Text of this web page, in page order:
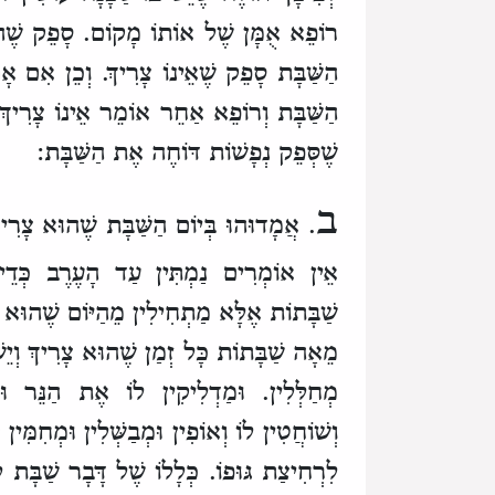
רוֹפֵא אֻמָּן שֶׁל אוֹתוֹ מָקוֹם. סָפֵק
הַשַּׁבָּת סָפֵק שֶׁאֵינוֹ צָרִיךְ. וְכֵן אִם
הַשַּׁבָּת וְרוֹפֵא אַחֵר אוֹמֵר אֵינוֹ צָרִיךְ
שֶׁסְּפֵק נְפָשׁוֹת דּוֹחֶה אֶת הַשַּׁבָּת:
ב. אֲמָדוּהוּ בְּיוֹם הַשַּׁבָּת שֶׁהוּא
אֵין אוֹמְרִים נַמְתִּין עַד הָעֶרֶב
שַׁבָּתוֹת אֶלָּא מַתְחִילִין מֵהַיּוֹם
מֵאָה שַׁבָּתוֹת כָּל זְמַן שֶׁהוּא צָרִיךְ
מְחַלְּלִין. וּמַדְלִיקִין לוֹ אֶת הַנֵּר
וְשׁוֹחֲטִין לוֹ וְאוֹפִין וּמְבַשְּׁלִין וּמְחִמִּין
לִרְחִיצַת גּוּפוֹ. כְּלָלוֹ שֶׁל דָּבָר שַׁבָּת